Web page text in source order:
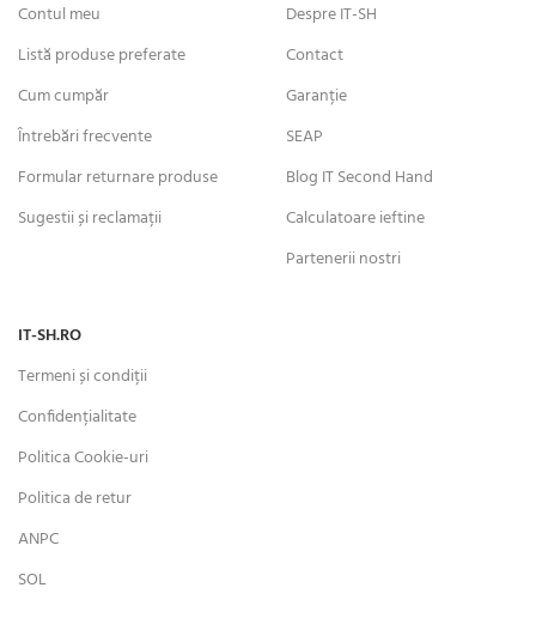
Contul meu
Listă produse preferate
Cum cumpăr
Întrebări frecvente
Formular returnare produse
Sugestii și reclamații
Despre IT-SH
Contact
Garanție
SEAP
Blog IT Second Hand
Calculatoare ieftine
Partenerii nostri
IT-SH.RO
Termeni și condiții
Confidențialitate
Politica Cookie-uri
Politica de retur
ANPC
SOL